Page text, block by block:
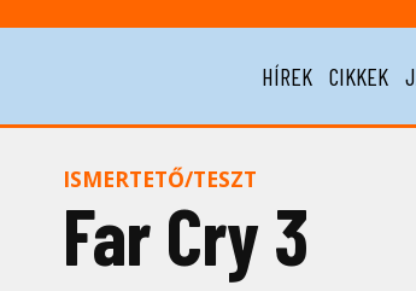
HÍREK CIKKEK
ISMERTETŐ/TESZT
Far Cry 3